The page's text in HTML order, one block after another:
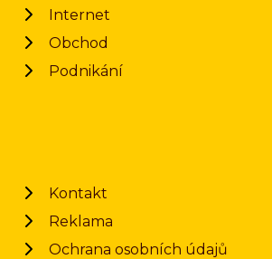
Internet
Obchod
Podnikání
Kontakt
Reklama
Ochrana osobních údajů